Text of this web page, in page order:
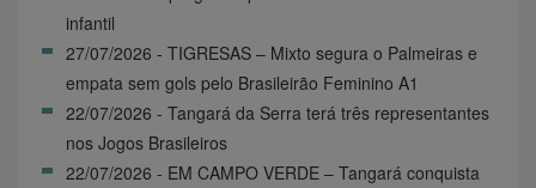
infantil
27/07/2026 - TIGRESAS – Mixto segura o Palmeiras e
empata sem gols pelo Brasileirão Feminino A1
22/07/2026 - Tangará da Serra terá três representantes
nos Jogos Brasileiros
22/07/2026 - EM CAMPO VERDE – Tangará conquista